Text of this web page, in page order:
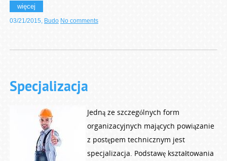
więcej
03/21/2015, Budo No comments
Specjalizacja
Jedną ze szczególnych form
organizacyjnych mających powiązanie
z postępem technicznym jest
specjalizacja. Podstawę kształtowania